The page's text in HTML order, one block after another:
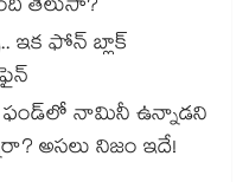
తెలుసా?
ఇక ఫోన్ బ్లాక్
ఫండ్‌లో నామినీ ఉన్నాడని
అసలు నిజం ఇదే!